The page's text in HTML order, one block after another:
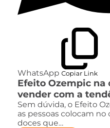
WhatsApp Copiar Link
Efeito Ozempic
vender com a
Sem dúvida, o Efeito
as pessoas colocam no
doces que…